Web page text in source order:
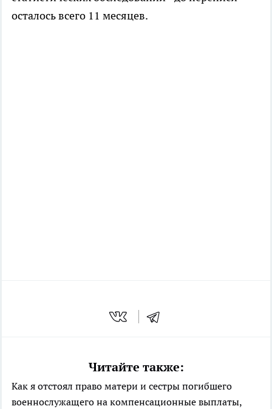
осталось всего 11 месяцев.
Читайте также:
Как я отстоял право матери и сестры погибшего
военнослужащего на компенсационные выплаты,